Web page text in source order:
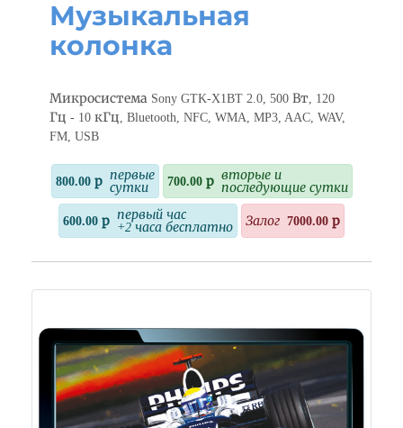
Музыкальная
колонка
Микросистема Sony GTK-X1BT 2.0, 500 Вт, 120
Гц - 10 кГц, Bluetooth, NFC, WMA, MP3, AAC, WAV,
FM, USB
800.00 р первые
сутки
700.00 р вторые и
последующие сутки
600.00 р первый час
+2 часа бесплатно
Залог 7000.00 р